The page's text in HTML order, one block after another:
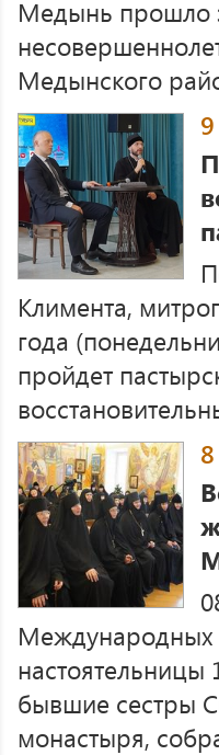
Медынь прошло
Медынского
Климента,
года
пройдет
Международных
настоятельницы
бывшие сестры
монастыря,